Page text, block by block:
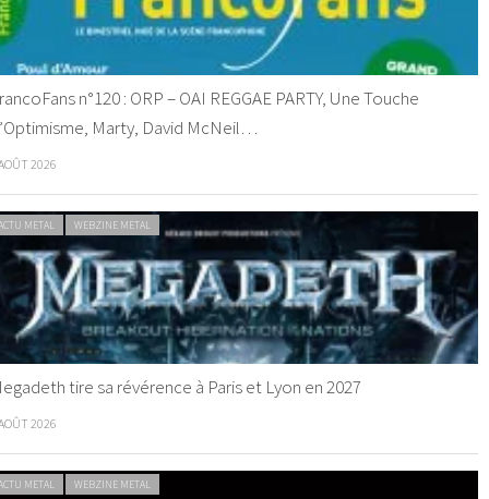
n°120 : ORP – OAI REGGAE PARTY, Une Touche
Marty, David McNeil…
2026
METAL WEBZINE METAL
tire sa révérence à Paris et Lyon en 2027
2026
METAL WEBZINE METAL